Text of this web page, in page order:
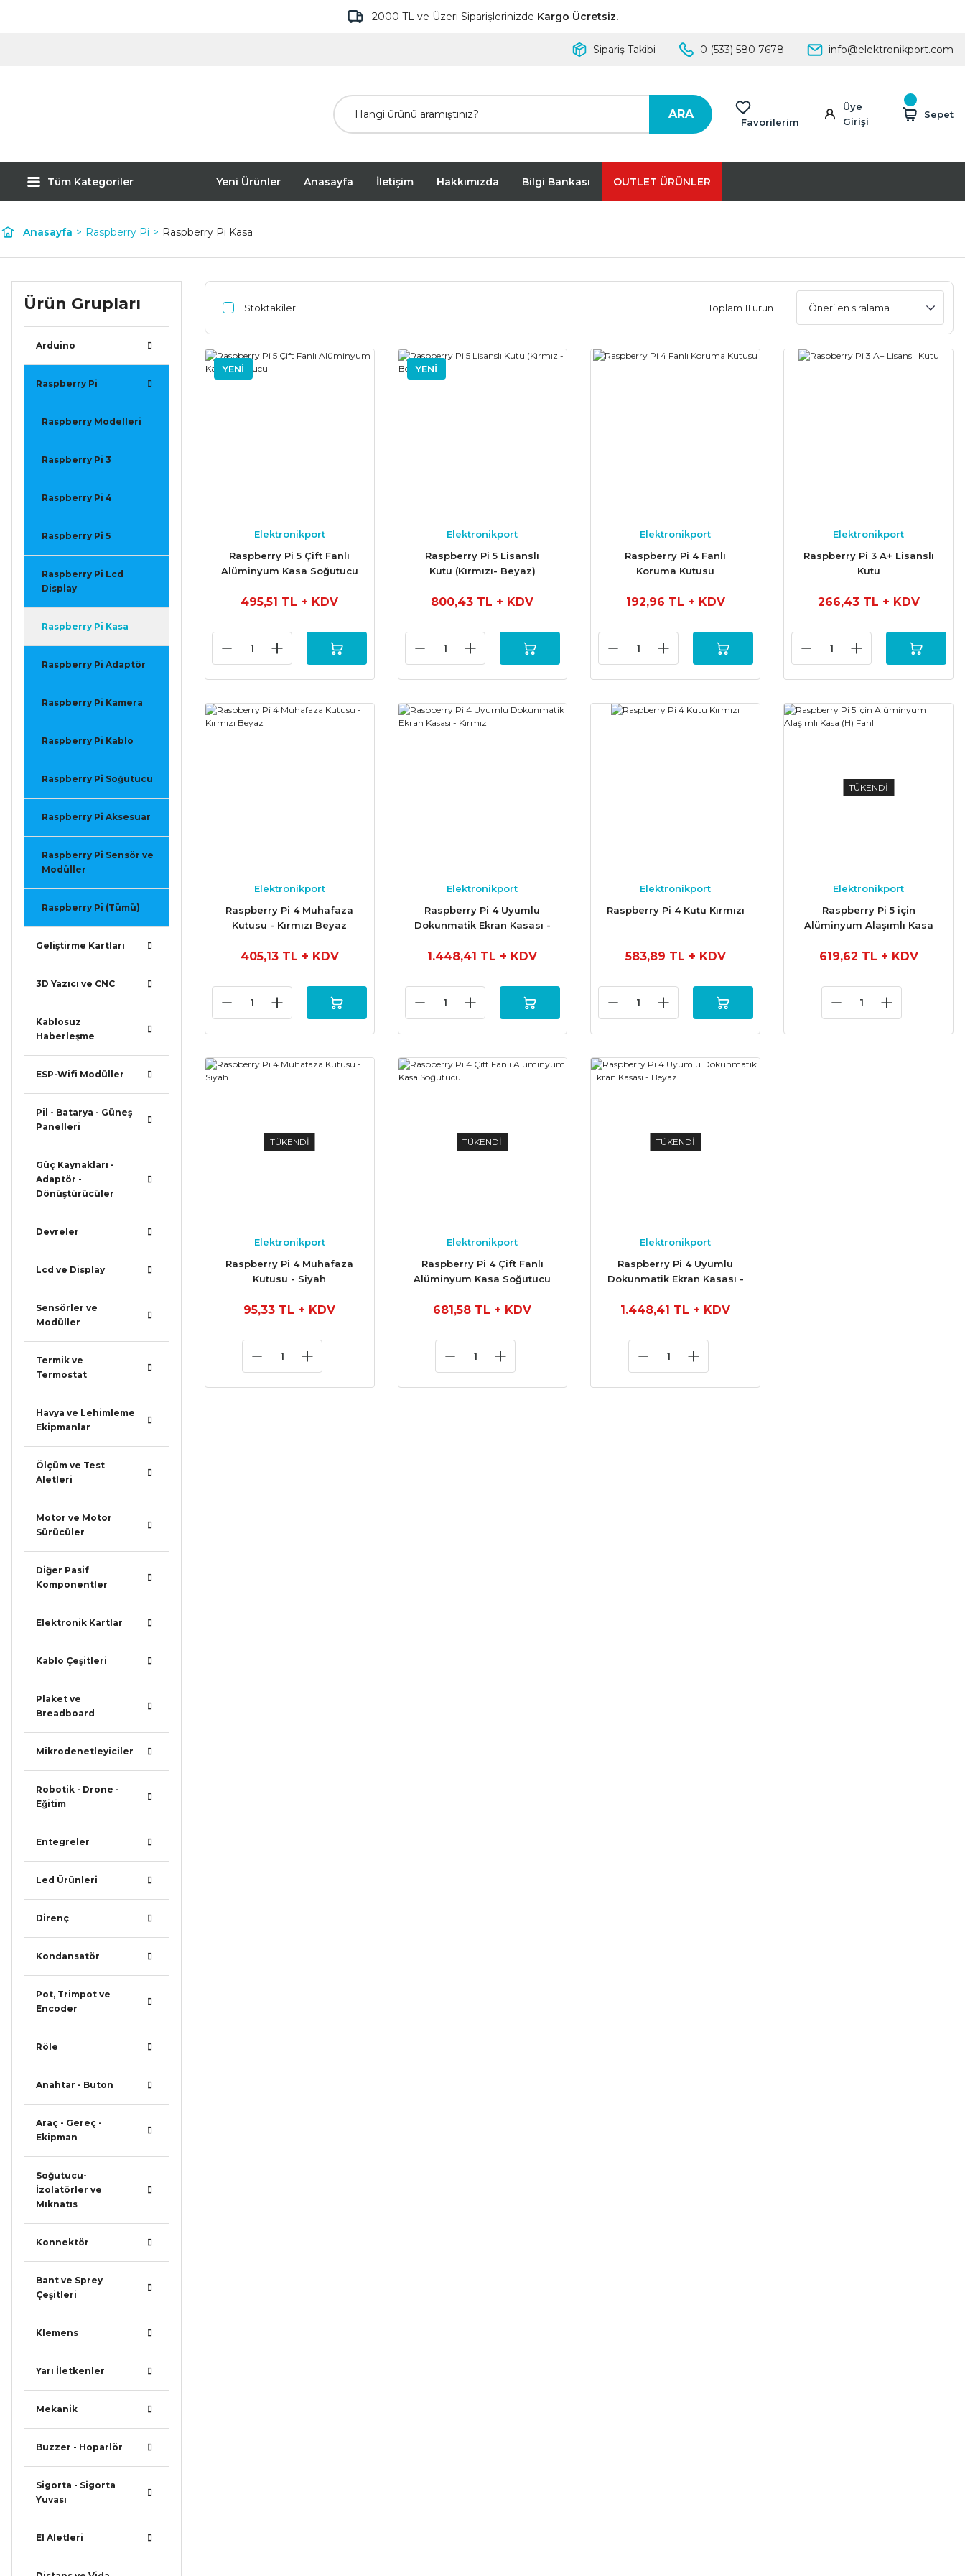
2000 TL ve Üzeri Siparişlerinizde Kargo Ücretsiz.
Sipariş Takibi 0 (533) 580 7678 info@elektronikport.com
ARA
Favorilerim
Üye
Girişi
Sepet
Tüm Kategoriler Yeni Ürünler Anasayfa İletişim Hakkımızda Bilgi Bankası OUTLET ÜRÜNLER
Anasayfa Raspberry Pi Raspberry Pi Kasa
Ürün Grupları
Arduino
Raspberry Pi
Raspberry Modelleri
Raspberry Pi 3
Raspberry Pi 4
Raspberry Pi 5
Raspberry Pi Lcd
Display
Raspberry Pi Kasa
Raspberry Pi Adaptör
Raspberry Pi Kamera
Raspberry Pi Kablo
Raspberry Pi Soğutucu
Raspberry Pi Aksesuar
Raspberry Pi Sensör ve
Modüller
Raspberry Pi (Tümü)
Geliştirme Kartları
3D Yazıcı ve CNC
Kablosuz
Haberleşme
ESP-Wifi Modüller
Pil - Batarya - Güneş
Panelleri
Güç Kaynakları -
Adaptör -
Dönüştürücüler
Devreler
Lcd ve Display
Sensörler ve
Modüller
Termik ve
Termostat
Havya ve Lehimleme
Ekipmanlar
Ölçüm ve Test
Aletleri
Motor ve Motor
Sürücüler
Diğer Pasif
Komponentler
Elektronik Kartlar
Kablo Çeşitleri
Plaket ve
Breadboard
Mikrodenetleyiciler
Robotik - Drone -
Eğitim
Entegreler
Led Ürünleri
Direnç
Kondansatör
Pot, Trimpot ve
Encoder
Röle
Anahtar - Buton
Araç - Gereç -
Ekipman
Soğutucu-
İzolatörler ve
Mıknatıs
Konnektör
Bant ve Sprey
Çeşitleri
Klemens
Yarı İletkenler
Mekanik
Buzzer - Hoparlör
Sigorta - Sigorta
Yuvası
El Aletleri
Stoktakiler Toplam 11 ürün
YENİ
Elektronikport
Raspberry Pi 5 Çift Fanlı
Alüminyum Kasa Soğutucu
495,51 TL + KDV
YENİ
Elektronikport
Raspberry Pi 5 Lisanslı
Kutu (Kırmızı- Beyaz)
800,43 TL + KDV
Elektronikport
Raspberry Pi 4 Fanlı
Koruma Kutusu
192,96 TL + KDV
Elektronikport
Raspberry Pi 3 A+ Lisanslı
Kutu
266,43 TL + KDV
Elektronikport
Raspberry Pi 4 Muhafaza
Kutusu - Kırmızı Beyaz
405,13 TL + KDV
Elektronikport
Raspberry Pi 4 Uyumlu
Dokunmatik Ekran Kasası -
1.448,41 TL + KDV
Elektronikport
Raspberry Pi 4 Kutu Kırmızı
583,89 TL + KDV
TÜKENDİ
Elektronikport
Raspberry Pi 5 için
Alüminyum Alaşımlı Kasa
619,62 TL + KDV
TÜKENDİ
Elektronikport
Raspberry Pi 4 Muhafaza
Kutusu - Siyah
95,33 TL + KDV
TÜKENDİ
Elektronikport
Raspberry Pi 4 Çift Fanlı
Alüminyum Kasa Soğutucu
681,58 TL + KDV
TÜKENDİ
Elektronikport
Raspberry Pi 4 Uyumlu
Dokunmatik Ekran Kasası -
1.448,41 TL + KDV